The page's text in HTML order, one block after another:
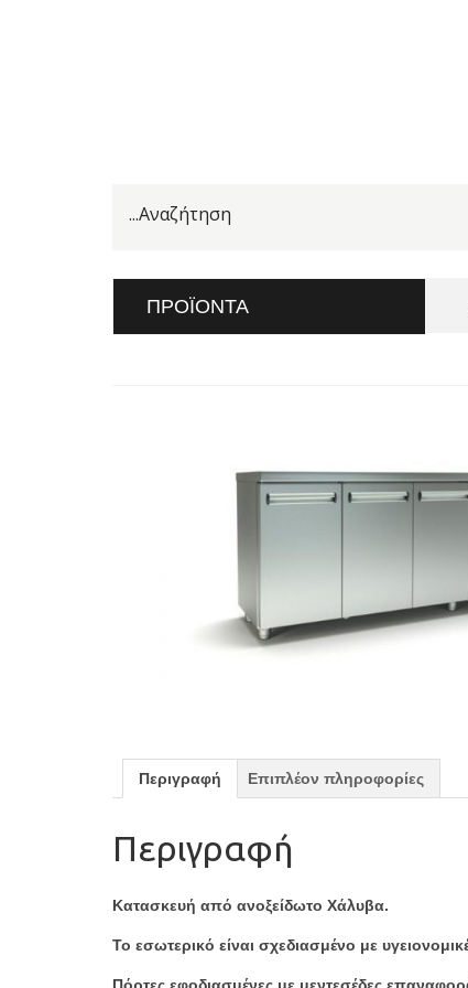
ΠΡΟΪΌΝΤΑ
Περιγραφή Επιπλέον πληροφορίες
Περιγραφή
Κατασκευή από ανοξείδωτο Χάλυβα.
Το εσωτερικό είναι σχεδιασμένο με